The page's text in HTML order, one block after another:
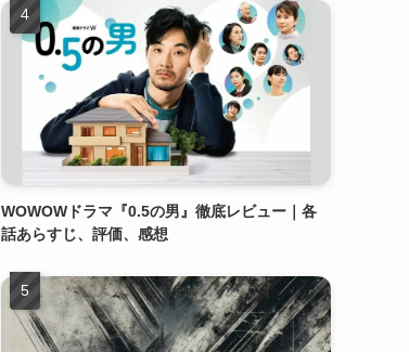
WOWOWドラマ『0.5の男』徹底レビュー｜各
話あらすじ、評価、感想